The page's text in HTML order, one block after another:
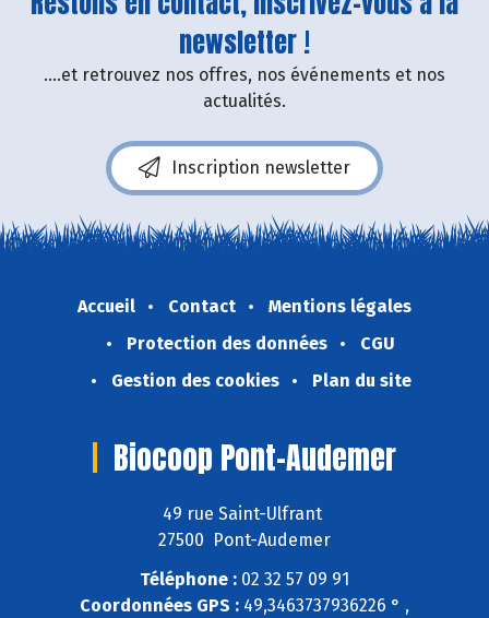
newsletter !
....et retrouvez nos offres, nos événements et nos
actualités.
Inscription newsletter
Accueil Contact
Mentions légales
Protection des données
CGU
Gestion des cookies
Plan du site
Biocoop Pont-Audemer
49 rue Saint-Ulfrant
27500 Pont-Audemer
Téléphone : 02 32 57 09 91
Coordonnées GPS : 49,3463737936226 ° ,